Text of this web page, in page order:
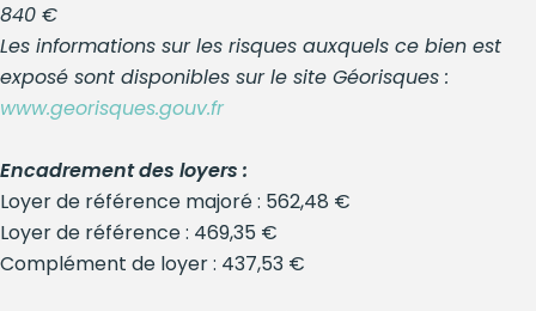
840 €
Les informations sur les risques auxquels ce bien est
exposé sont disponibles sur le site Géorisques :
www.georisques.gouv.fr
Encadrement des loyers :
Loyer de référence majoré : 562,48 €
Loyer de référence : 469,35 €
Complément de loyer : 437,53 €